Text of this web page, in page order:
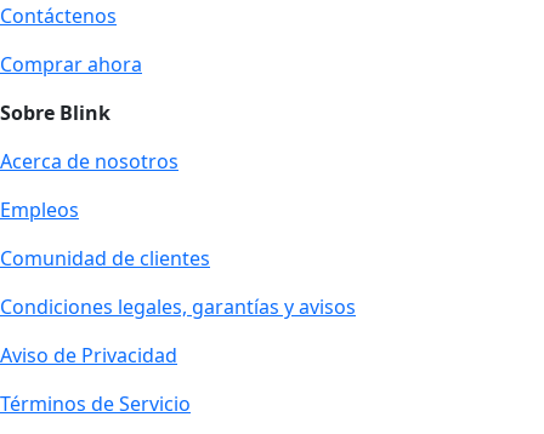
Contáctenos
Comprar ahora
Sobre Blink
Acerca de nosotros
Empleos
Comunidad de clientes
Condiciones legales, garantías y avisos
Aviso de Privacidad
Términos de Servicio